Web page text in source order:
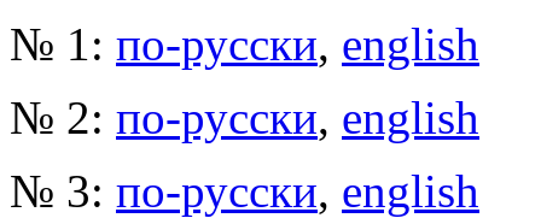
№ 1: по-русски, english
№ 2: по-русски, english
№ 3: по-русски, english